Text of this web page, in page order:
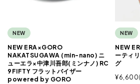
NEW
NEW ERA×GORO
NAKATSUGAWA (min-nano) ニ
ューエラ×中津川吾郎(ミンナノ) RC
9FIFTY フラットバイザー
powered by GORO
NEW
NEW
ーティ
グ
¥6,600